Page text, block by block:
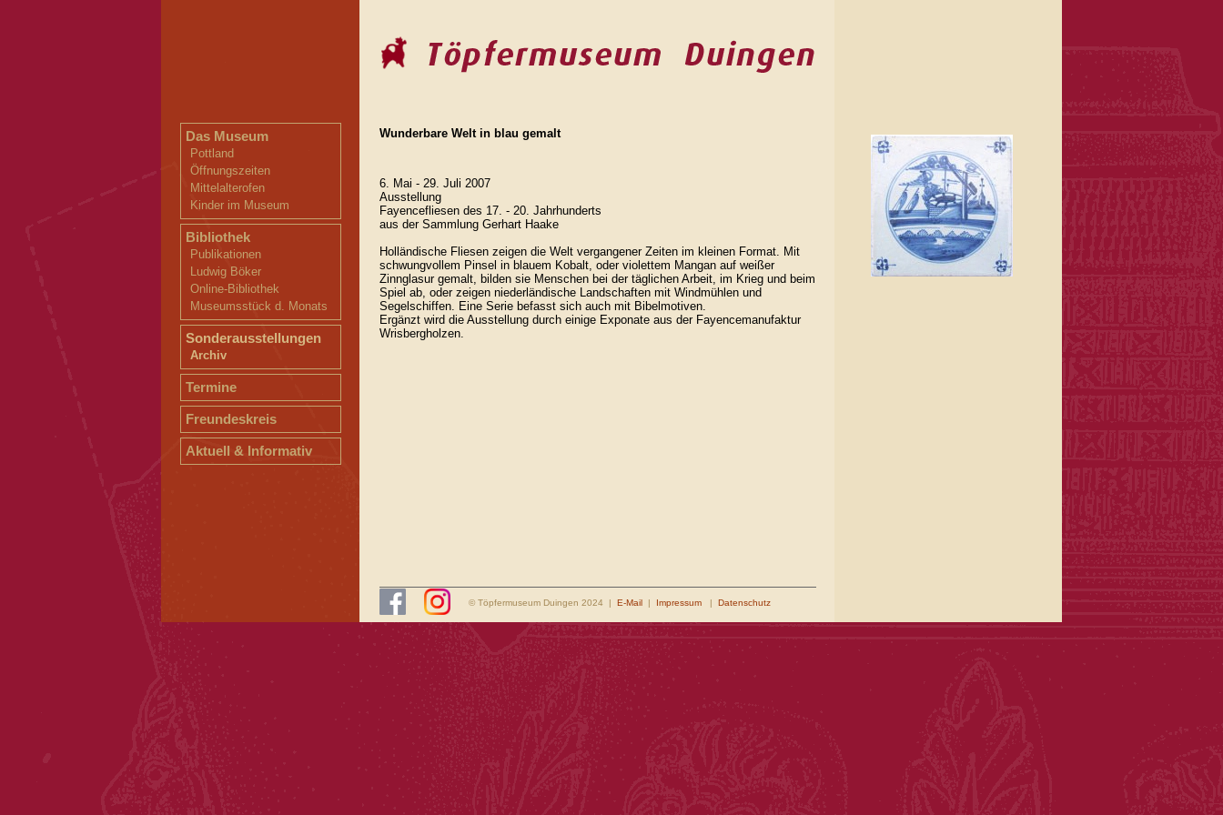
Das Museum
Pottland
Öffnungszeiten
Mittelalterofen
Kinder im Museum
Bibliothek
Publikationen
Ludwig Böker
Online-Bibliothek
Museumsstück d. Monats
Sonderausstellungen
Archiv
Termine
Freundeskreis
Aktuell & Informativ
Wunderbare Welt in blau gemalt
6. Mai - 29. Juli 2007
Ausstellung
Fayencefliesen des 17. - 20. Jahrhunderts
aus der Sammlung Gerhart Haake
Holländische Fliesen zeigen die Welt vergangener Zeiten im kleinen Format. Mit
schwungvollem Pinsel in blauem Kobalt, oder violettem Mangan auf weißer
Zinnglasur gemalt, bilden sie Menschen bei der täglichen Arbeit, im Krieg und beim
Spiel ab, oder zeigen niederländische Landschaften mit Windmühlen und
Segelschiffen. Eine Serie befasst sich auch mit Bibelmotiven.
Ergänzt wird die Ausstellung durch einige Exponate aus der Fayencemanufaktur
Wrisbergholzen.
© Töpfermuseum Duingen 2024 | E-Mail | Impressum | Datenschutz